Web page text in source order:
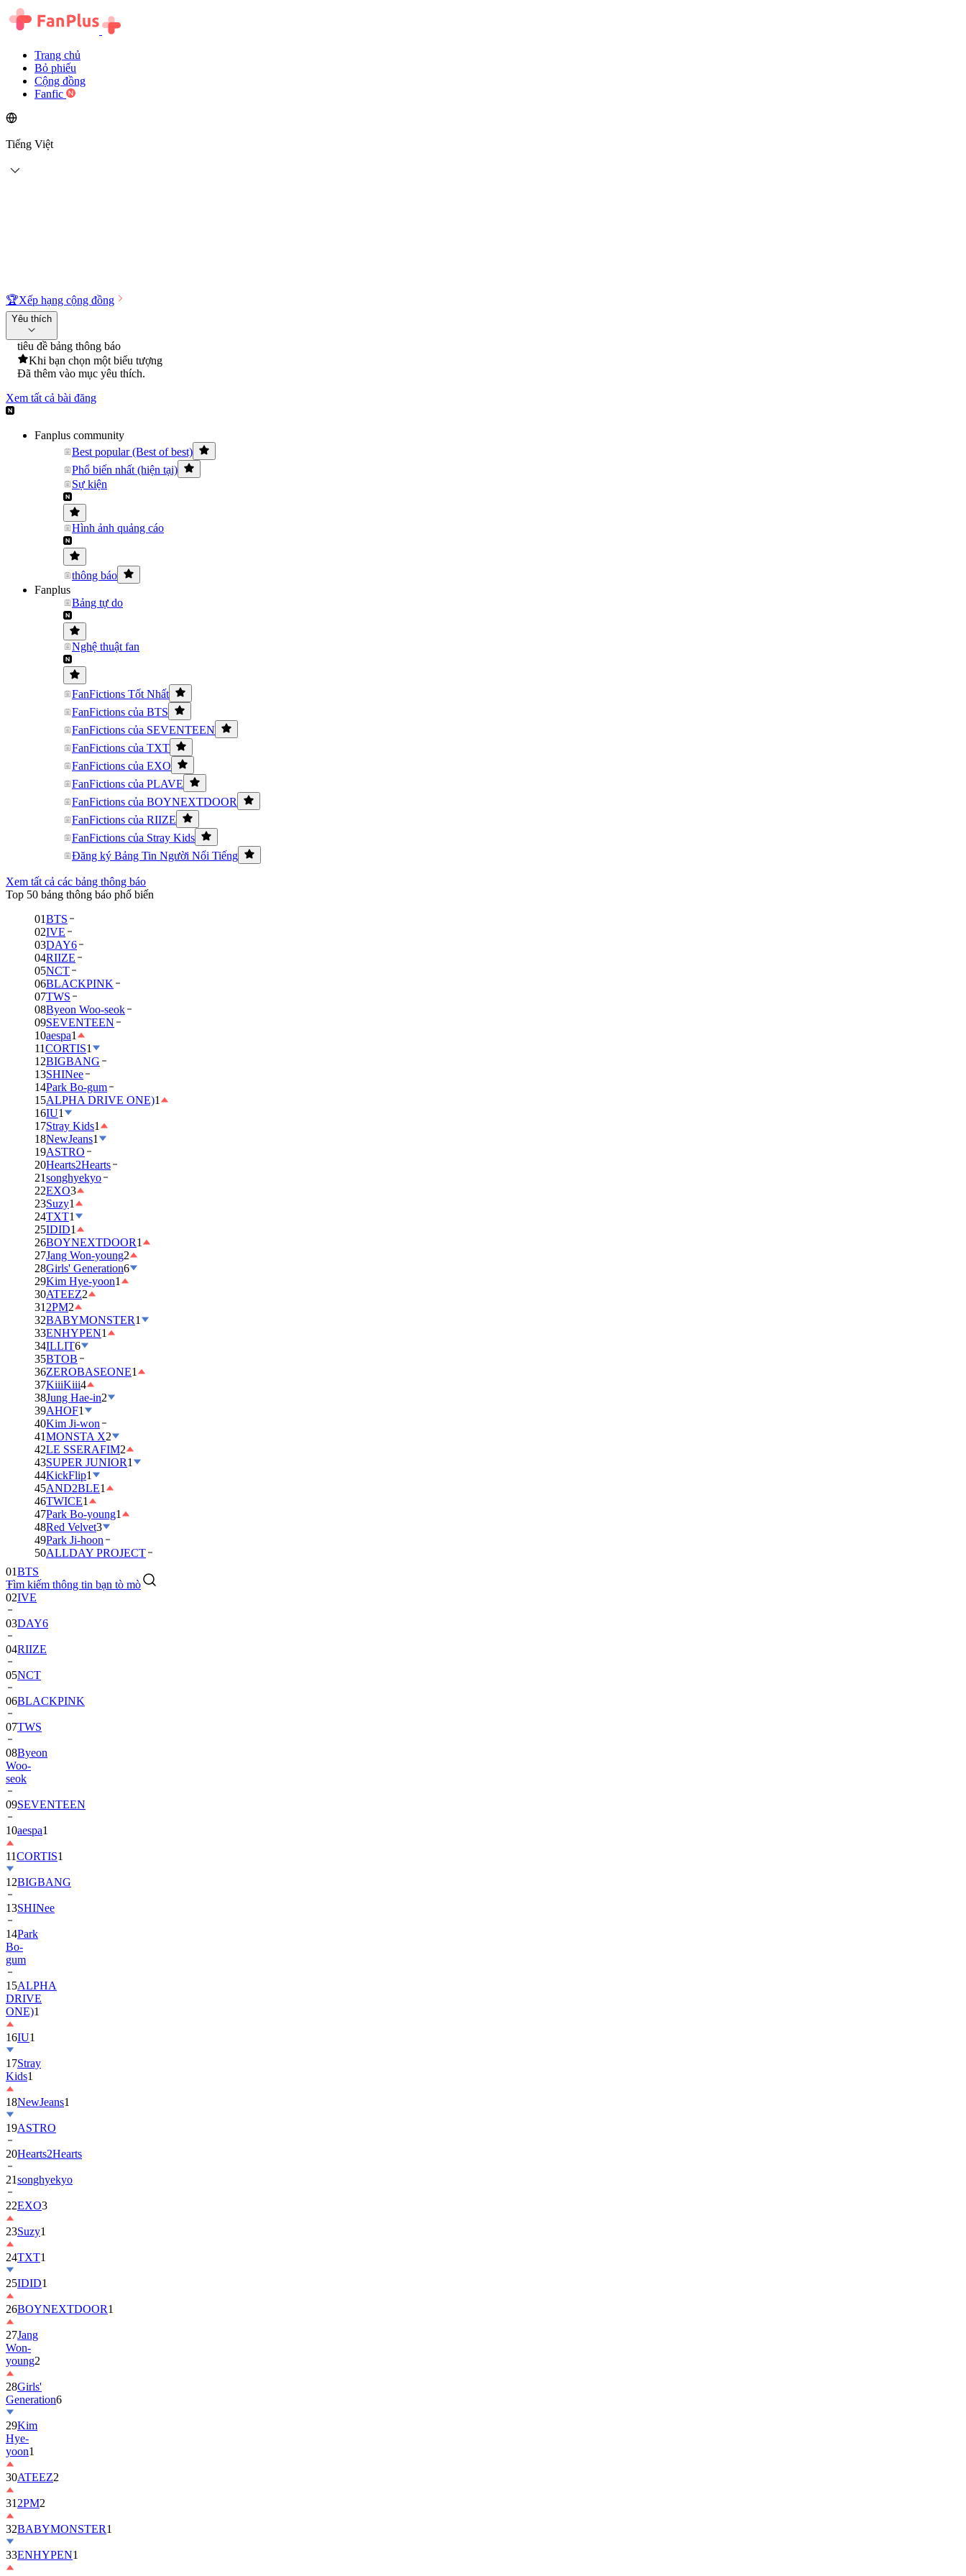
Trang chủ
Bỏ phiếu
Cộng đồng
Fanfic
Tiếng Việt
🏆Xếp hạng cộng đồng
Yêu thích
tiêu đề bảng thông báo
Khi bạn chọn một biểu tượng
Đã thêm vào mục yêu thích.
Xem tất cả bài đăng
Fanplus community
Best popular (Best of best)
Phổ biến nhất (hiện tại)
Sự kiện
Hình ảnh quảng cáo
thông báo
Fanplus
Bảng tự do
Nghệ thuật fan
FanFictions Tốt Nhất
FanFictions của BTS
FanFictions của SEVENTEEN
FanFictions của TXT
FanFictions của EXO
FanFictions của PLAVE
FanFictions của BOYNEXTDOOR
FanFictions của RIIZE
FanFictions của Stray Kids
Đăng ký Bảng Tin Người Nổi Tiếng
Xem tất cả các bảng thông báo
Top 50 bảng thông báo phổ biến
01BTS
02IVE
03DAY6
04RIIZE
05NCT
06BLACKPINK
07TWS
08Byeon Woo-seok
09SEVENTEEN
10aespa1
11CORTIS1
12BIGBANG
13SHINee
14Park Bo-gum
15ALPHA DRIVE ONE)1
16IU1
17Stray Kids1
18NewJeans1
19ASTRO
20Hearts2Hearts
21songhyekyo
22EXO3
23Suzy1
24TXT1
25IDID1
26BOYNEXTDOOR1
27Jang Won-young2
28Girls' Generation6
29Kim Hye-yoon1
30ATEEZ2
31 2PM2
32BABYMONSTER1
33ENHYPEN1
34ILLIT6
35BTOB
36ZEROBASEONE1
37KiiiKiii4
38Jung Hae-in2
39AHOF1
40Kim Ji-won
41MONSTA X2
42LE SSERAFIM2
43SUPER JUNIOR1
44KickFlip1
45AND2BLE1
46TWICE1
47Park Bo-young1
48Red Velvet3
49Park Ji-hoon
50ALLDAY PROJECT
Tìm kiếm thông tin bạn tò mò
BTS
02IVE
03DAY6
04RIIZE
05NCT
06BLACKPINK
07TWS
08Byeon
Woo-
seok
09SEVENTEEN
10aespa1
11CORTIS
12BIGBANG
13SHINee
14Park
Bo-
gum
15ALPHA
DRIVE
ONE)1
16IU1
17Stray
Kids
18NewJeans
19ASTRO
20Hearts2Hearts
21songhyekyo
22EXO3
23Suzy1
24TXT1
25IDID1
26BOYNEXTDOOR
27Jang
Won-
young2
28Girls'
Generation
29Kim
Hye-
yoon1
30ATEEZ
312PM2
32 BABYMONSTER
33ENHYPEN1
34ILLIT6